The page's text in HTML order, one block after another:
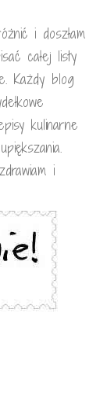
i doszłam
całej listy
Każdy blog
kulinarne
i